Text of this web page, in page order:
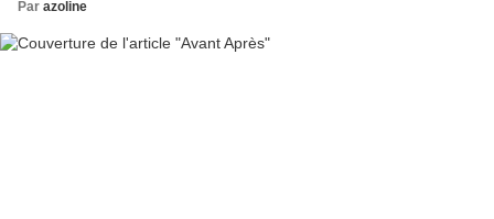
Par azoline